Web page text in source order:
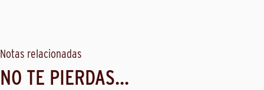
Notas relacionadas
NO TE PIERDAS...